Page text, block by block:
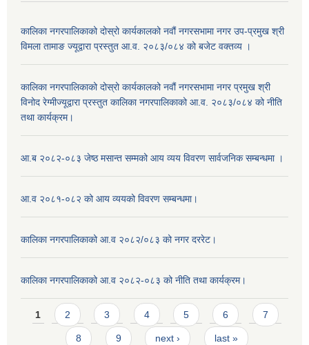
कालिका नगरपालिकाको दोस्रो कार्यकालको नवौं नगरसभामा नगर उप-प्रमुख श्री
विमला तामाङ ज्यूद्वारा प्रस्तुत आ.व. २०८३/०८४ को बजेट वक्तव्य ।
कालिका नगरपालिकाको दोस्रो कार्यकालको नवौं नगरसभामा नगर प्रमुख श्री
विनोद रेग्मीज्यूद्वारा प्रस्तुत कालिका नगरपालिकाको आ.व. २०८३/०८४ को नीति
तथा कार्यक्रम।
आ.ब २०८२-०८३ जेष्ठ मसान्त सम्मको आय व्यय विवरण सार्वजनिक सम्बन्धमा ।
आ.व २०८१-०८२ को आय व्ययको विवरण सम्बन्धमा।
कालिका नगरपालिकाको आ.व २०८२/०८३ को नगर दररेट।
कालिका नगरपालिकाको आ.व २०८२-०८३ को नीति तथा कार्यक्रम।
Pages
1 2 3 4 5 6 7
8 9 next › last »